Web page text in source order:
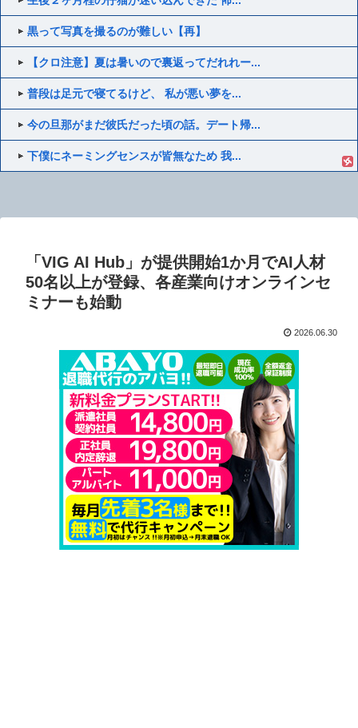
黒って写真を撮るのが難しい【再】
【クロ注意】夏は暑いので裏返ってだれれー...
普段は足元で寝てるけど、 私が悪い夢を...
今の旦那がまだ彼氏だった頃の話。デート帰...
下僕にネーミングセンスが皆無なため 我...
「VIG AI Hub」が提供開始1か月でAI人材
50名以上が登録、各産業向けオンラインセ
ミナーも始動
2026.06.30